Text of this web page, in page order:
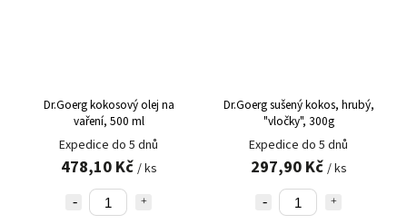
Dr.Goerg kokosový olej na
vaření, 500 ml
Expedice do 5 dnů
478,10 Kč / ks
Dr.Goerg sušený kokos, hrubý,
"vločky", 300g
Expedice do 5 dnů
297,90 Kč / ks